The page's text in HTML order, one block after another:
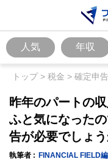
人気 年収
トップ> 税金 > 確定申告
昨年のパートの
ふと気になった
告が必要でしょう
執筆者 : FINANCIAL FIELD